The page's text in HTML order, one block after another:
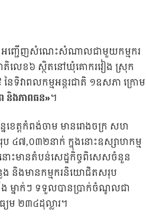
ានអញ្ជើញសំណេះសំណាលជាមួយកម្មករ
ាតិលេខ៦ ស្ថិតនៅឃុំគោករវៀង ស្រុក
ៃទិវាពលកម្មអន្តរជាតិ ១ឧសភា ក្រោម
និងភាពធន»។
ខេត្តកំពង់ចាម មានរោងចក្រ សហ
៤៧,០៣២នាក់ ក្នុងនោះឧស្សាហកម្ម
ោះមានតំបន់សេដ្ឋកិច្ចពិសេសចំនួន
និងមានកម្មករនិយោជិតសរុប
ម្នាក់ៗ ទទួលបានប្រាក់ចំណូលជា
ម ២៣៤ដុល្លារ។